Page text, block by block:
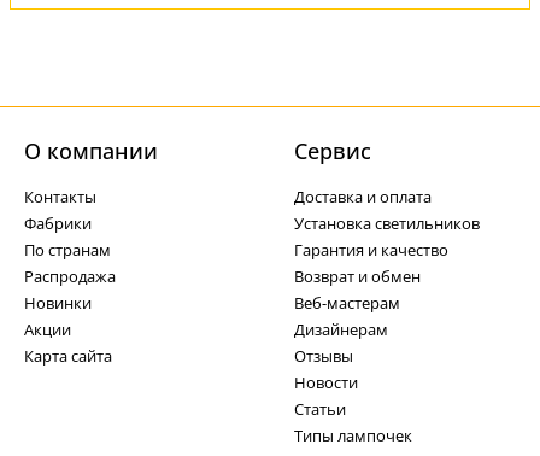
О компании
Контакты
Фабрики
По странам
Распродажа
Новинки
Акции
Карта сайта
Cервис
Доставка и оплата
Установка светильников
Гарантия и качество
Возврат и обмен
Веб-мастерам
Дизайнерам
Отзывы
Новости
Статьи
Типы лампочек